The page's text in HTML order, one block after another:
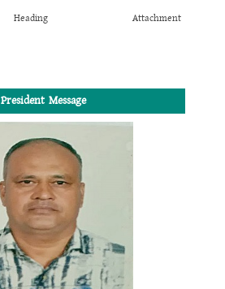
Heading Attachment
President Message